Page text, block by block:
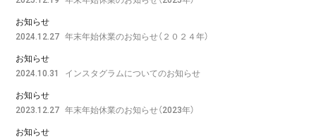
2024.12.27
お知らせ
年末年始休業のお知らせ（２０２４年）
2024.10.31
お知らせ
インスタグラムについてのお知らせ
2023.12.27
お知らせ
年末年始休業のお知らせ（2023年）
お知らせ